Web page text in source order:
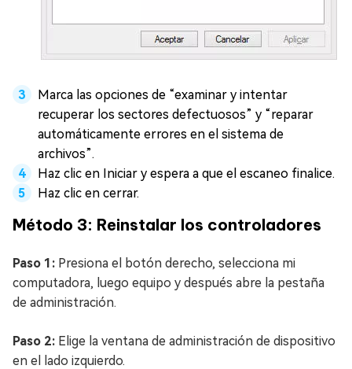
Marca las opciones de “examinar y intentar
recuperar los sectores defectuosos” y “reparar
automáticamente errores en el sistema de
archivos”.
Haz clic en Iniciar y espera a que el escaneo finalice.
Haz clic en cerrar.
Método 3: Reinstalar los controladores
Paso 1: Presiona el botón derecho, selecciona mi
computadora, luego equipo y después abre la pestaña
de administración.
Paso 2: Elige la ventana de administración de dispositivo
en el lado izquierdo.